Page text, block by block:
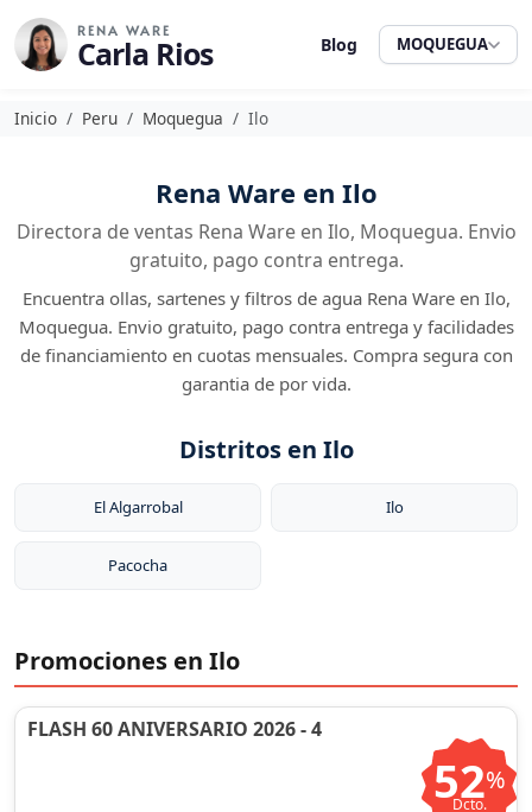
RENA WARE
Carla Rios Blog MOQUEGUA
Inicio Peru Moquegua Ilo
Rena Ware en Ilo
Directora de ventas Rena Ware en Ilo, Moquegua. Envio
gratuito, pago contra entrega.
Encuentra ollas, sartenes y filtros de agua Rena Ware en Ilo,
Moquegua. Envio gratuito, pago contra entrega y facilidades
de financiamiento en cuotas mensuales. Compra segura con
garantia de por vida.
Distritos en Ilo
El Algarrobal Ilo
Pacocha
Promociones en Ilo
FLASH 60 ANIVERSARIO 2026 - 4
52%
Dcto.